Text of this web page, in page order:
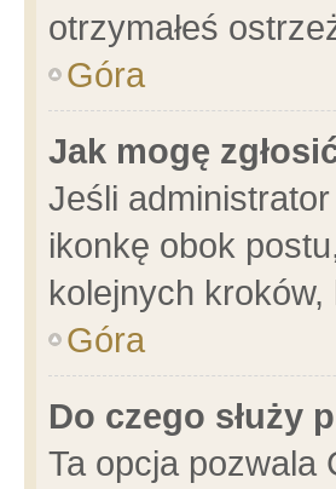
otrzymałeś
Góra
Jak mogę
Jeśli
ikonkę obok
kolejnych
Góra
Do czego służy
Ta opcja pozwala